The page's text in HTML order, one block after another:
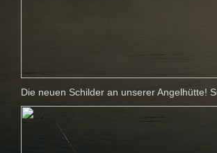
Die neuen Schilder an unserer Angelhütte!